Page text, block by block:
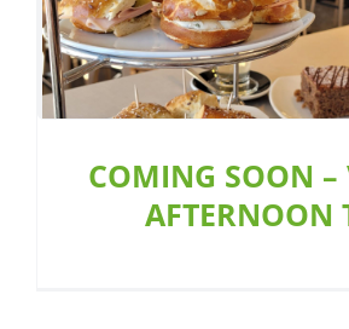
COMING SOON –
AFTERNOON